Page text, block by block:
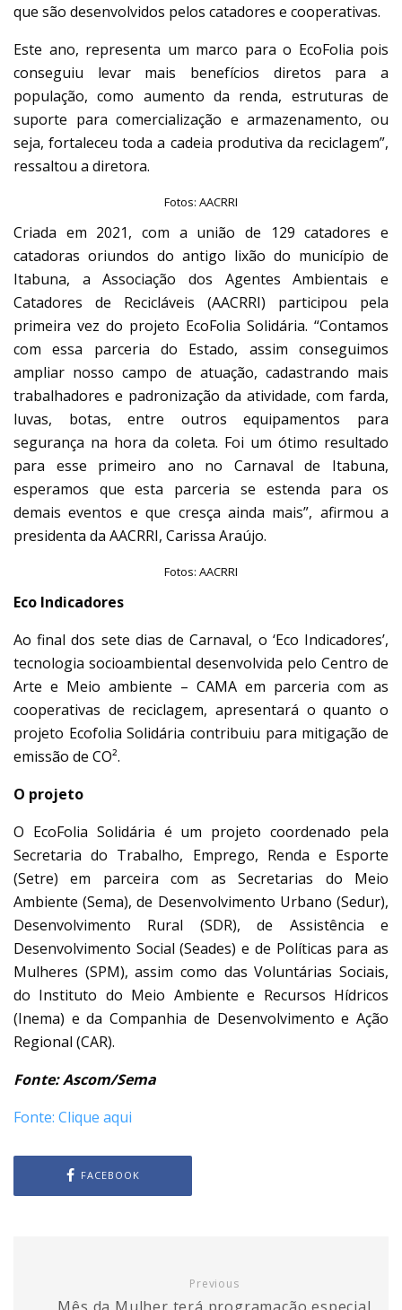
que são desenvolvidos pelos catadores e cooperativas.
Este ano, representa um marco para o EcoFolia pois
conseguiu levar mais benefícios diretos para a
população, como aumento da renda, estruturas de
suporte para comercialização e armazenamento, ou
seja, fortaleceu toda a cadeia produtiva da reciclagem”,
ressaltou a diretora.
Fotos: AACRRI
Criada em 2021, com a união de 129 catadores e
catadoras oriundos do antigo lixão do município de
Itabuna, a Associação dos Agentes Ambientais e
Catadores de Recicláveis (AACRRI) participou pela
primeira vez do projeto EcoFolia Solidária. “Contamos
com essa parceria do Estado, assim conseguimos
ampliar nosso campo de atuação, cadastrando mais
trabalhadores e padronização da atividade, com farda,
luvas, botas, entre outros equipamentos para
segurança na hora da coleta. Foi um ótimo resultado
para esse primeiro ano no Carnaval de Itabuna,
esperamos que esta parceria se estenda para os
demais eventos e que cresça ainda mais”, afirmou a
presidenta da AACRRI, Carissa Araújo.
Fotos: AACRRI
Eco Indicadores
Ao final dos sete dias de Carnaval, o ‘Eco Indicadores’,
tecnologia socioambiental desenvolvida pelo Centro de
Arte e Meio ambiente – CAMA em parceria com as
cooperativas de reciclagem, apresentará o quanto o
projeto Ecofolia Solidária contribuiu para mitigação de
emissão de CO².
O projeto
O EcoFolia Solidária é um projeto coordenado pela
Secretaria do Trabalho, Emprego, Renda e Esporte
(Setre) em parceira com as Secretarias do Meio
Ambiente (Sema), de Desenvolvimento Urbano (Sedur),
Desenvolvimento Rural (SDR), de Assistência e
Desenvolvimento Social (Seades) e de Políticas para as
Mulheres (SPM), assim como das Voluntárias Sociais,
do Instituto do Meio Ambiente e Recursos Hídricos
(Inema) e da Companhia de Desenvolvimento e Ação
Regional (CAR).
Fonte: Ascom/Sema
Fonte: Clique aqui
FACEBOOK
Previous
Mês da Mulher terá programação especial